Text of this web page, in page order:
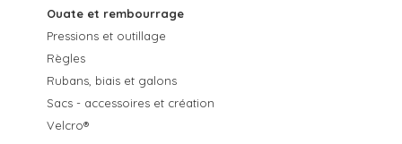
Ouate et rembourrage
Pressions et outillage
Règles
Rubans, biais et galons
Sacs - accessoires et création
Velcro®